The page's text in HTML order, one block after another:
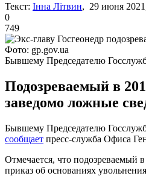
Текст: Інна Літвин, 29 июня
0
749
Фото: gp.gov.ua
Бывшему Председателю
Подозреваемый в
заведомо ложные
Бывшему Председателю
сообщает пресс-служба Офиса
Отмечается, что подозреваемый
приказ об основаниях увольнения